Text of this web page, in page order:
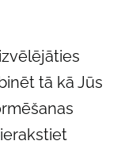
tā kā Jūs